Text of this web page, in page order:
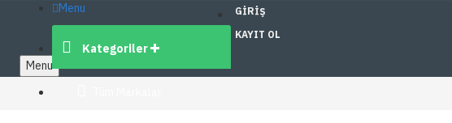
Menu
Kategoriler
GIRIŞ
KAYIT OL
Menu